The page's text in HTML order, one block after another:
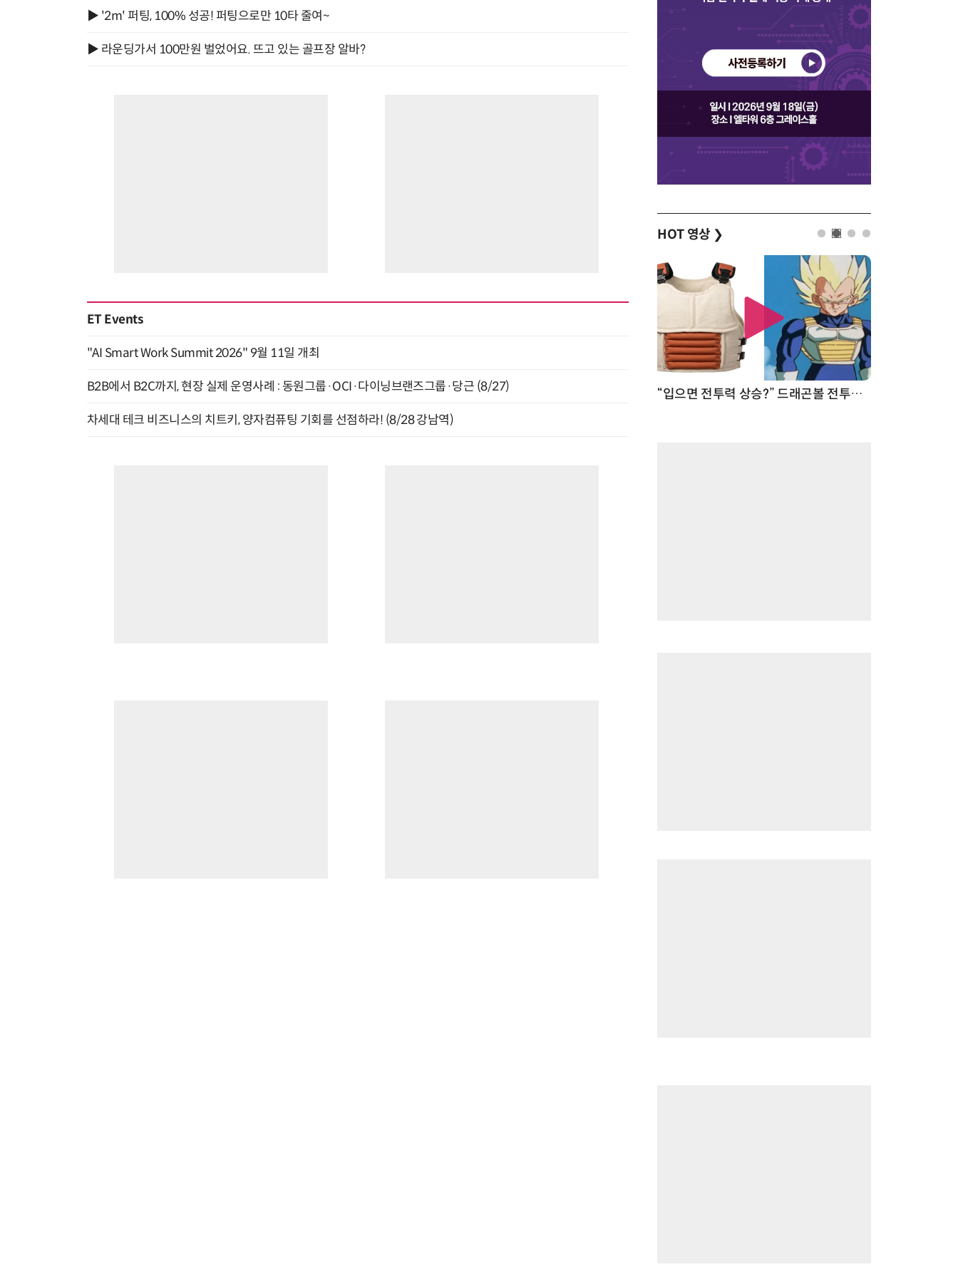
▶ '2m' 퍼팅, 100% 성공! 퍼팅으로만 10타 줄여~
▶ 라운딩가서 100만원 벌었어요. 뜨고 있는 골프장 알바?
ET Events
"AI Smart Work Summit 2026" 9월 11일 개최
B2B에서 B2C까지, 현장 실제 운영사례 : 동원그룹·OCI·다이닝브랜즈그룹·당근 (8/27)
차세대 테크 비즈니스의 치트키, 양자컴퓨팅 기회를 선점하라! (8/28 강남역)
HOT 영상 ❯
“계속 쫓아왔다”…도망치던 우크라 민간인 공격한 러 자폭 드론 “입으면 전투력 상승?” 드래곤볼 전투복 닮은 중량조끼